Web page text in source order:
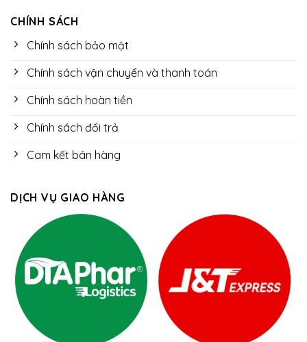
CHÍNH SÁCH
Chính sách bảo mật
Chính sách vận chuyển và thanh toán
Chính sách hoàn tiền
Chính sách đổi trả
Cam kết bán hàng
DỊCH VỤ GIAO HÀNG